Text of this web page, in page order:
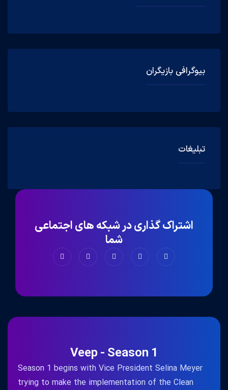
بیوگرافی بازیگران
تبلیغات
اشتراک گذاری در شبکه های اجتماعی
شما
Veep - Season 1
Season 1 begins with Vice President Selina Meyer
trying to make the implementation of the Clean